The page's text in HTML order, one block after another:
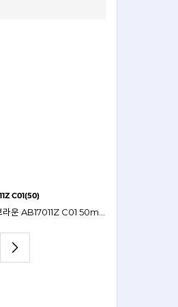
C01(50)